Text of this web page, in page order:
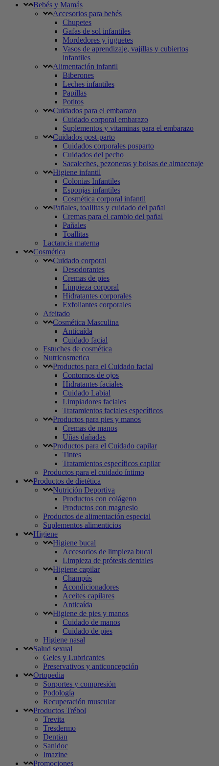
Bebés y Mamás
Accesorios para bebés
Chupetes
Gafas de sol infantiles
Mordedores y juguetes
Vasos de aprendizaje, vajillas y cubiertos
infantiles
Alimentación infantil
Biberones
Leches infantiles
Papillas
Potitos
Cuidados para el embarazo
Cuidado corporal embarazo
Suplementos y vitaminas para el embarazo
Cuidados post-parto
Cuidados corporales posparto
Cuidados del pecho
Sacaleches, pezoneras y bolsas de almacenaje
Higiene infantil
Colonias Infantiles
Esponjas infantiles
Cosmética corporal infantil
Pañales, toallitas y cuidado del pañal
Cremas para el cambio del pañal
Pañales
Toallitas
Lactancia materna
Cosmética
Cuidado corporal
Desodorantes
Cremas de pies
Limpieza corporal
Hidratantes corporales
Exfoliantes corporales
Afeitado
Cosmética Masculina
Anticaída
Cuidado facial
Estuches de cosmética
Nutricosmetica
Productos para el Cuidado facial
Contornos de ojos
Hidratantes faciales
Cuidado Labial
Limpiadores faciales
Tratamientos faciales específicos
Productos para pies y manos
Cremas de manos
Uñas dañadas
Productos para el Cuidado capilar
Tintes
Tratamientos específicos capilar
Productos para el cuidado íntimo
Productos de dietética
Nutrición Deportiva
Productos con colágeno
Productos con magnesio
Productos de alimentación especial
Suplementos alimenticios
Higiene
Higiene bucal
Accesorios de limpieza bucal
Limpieza de prótesis dentales
Higiene capilar
Champús
Acondicionadores
Aceites capilares
Anticaída
Higiene de pies y manos
Cuidado de manos
Cuidado de pies
Higiene nasal
Salud sexual
Geles y Lubricantes
Preservativos y anticoncepción
Ortopedia
Sorportes y compresión
Podología
Recuperación muscular
Productos Trébol
Trevita
Tresdermo
Dentian
Sanidoc
Imazine
Promociones